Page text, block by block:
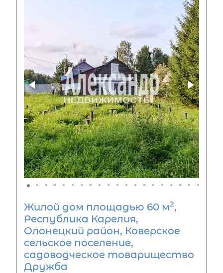
Жилой дом площадью 60 м2,
Республика Карелия,
Олонецкий район, Коверское
сельское поселение,
садоводческое товарищество
Дружба